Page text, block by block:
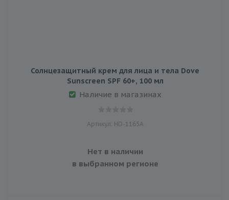
Солнцезащитный крем для лица и тела Dove
Sunscreen SPF 60+, 100 мл
Наличие в магазинах
Артикул: HD-1165A
Нет в наличии
в выбранном регионе